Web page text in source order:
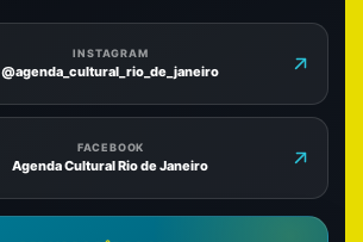
INSTAGRAM
@agenda_cultural_rio_de_janeiro
FACEBOOK
Agenda Cultural Rio de Janeiro